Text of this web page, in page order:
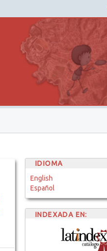
IDIOMA
English
Español
INDEXADA EN: